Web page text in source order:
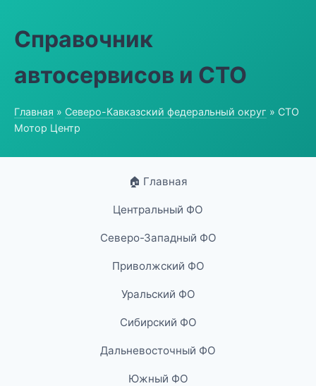
Справочник
автосервисов и СТО
Главная » Северо-Кавказский федеральный округ » СТО
Мотор Центр
🏠 Главная
Центральный ФО
Северо-Западный ФО
Приволжский ФО
Уральский ФО
Сибирский ФО
Дальневосточный ФО
Южный ФО